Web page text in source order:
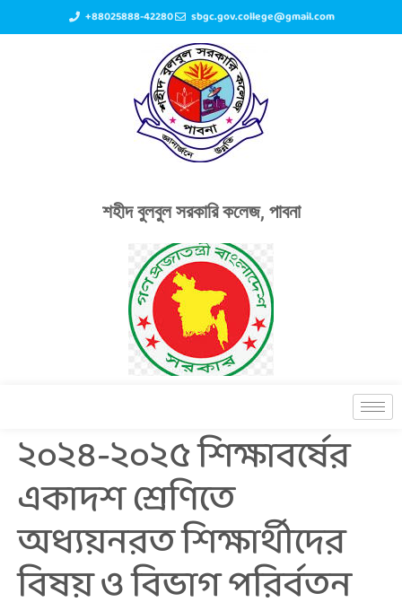
+88025888-42280 sbgc.gov.college@gmail.com
শহীদ বুলবুল সরকারি কলেজ, পাবনা
২০২৪-২০২৫ শিক্ষাবর্ষের
একাদশ শ্রেণিতে
অধ্যয়নরত শিক্ষার্থীদের
বিষয় ও বিভাগ পরির্বতন